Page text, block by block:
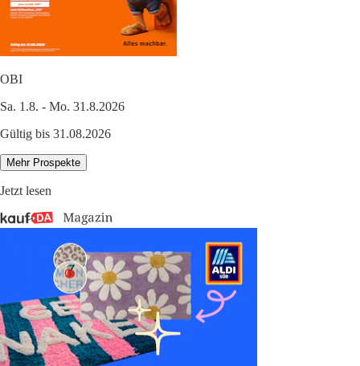
OBI
Sa. 1.8. - Mo. 31.8.2026
Gültig bis 31.08.2026
Mehr Prospekte
Jetzt lesen